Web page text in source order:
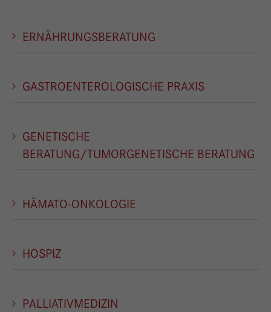
ERNÄHRUNGSBERATUNG
GASTROENTEROLOGISCHE PRAXIS
GENETISCHE
BERATUNG/TUMORGENETISCHE BERATUNG
HÄMATO-ONKOLOGIE
HOSPIZ
PALLIATIVMEDIZIN